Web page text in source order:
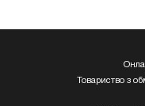
Товариство з